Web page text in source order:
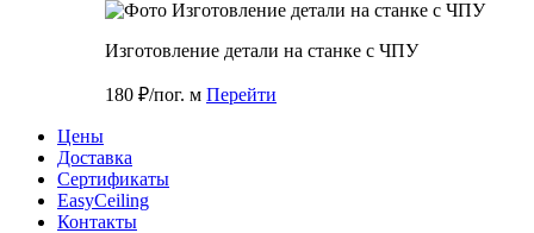
Изготовление детали на станке с ЧПУ
180 ₽/пог. м Перейти
Цены
Доставка
Cертификаты
EasyCeiling
Контакты